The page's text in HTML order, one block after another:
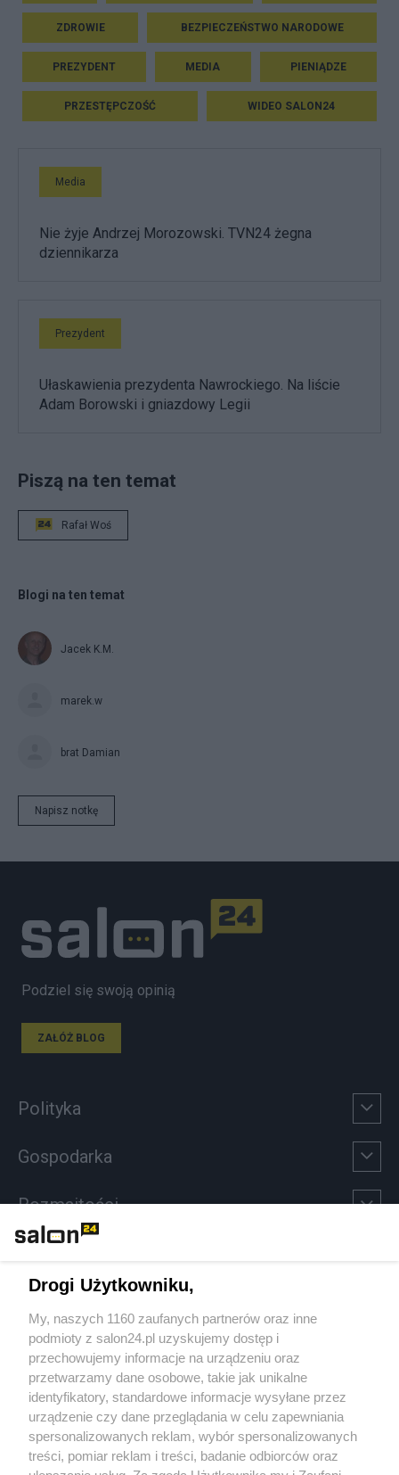
ZDROWIE BEZPIECZEŃSTWO NARODOWE
PREZYDENT MEDIA PIENIĄDZE
PRZESTĘPCZOŚĆ WIDEO SALON24
Media
Nie żyje Andrzej Morozowski. TVN24 żegna
dziennikarza
Prezydent
Ułaskawienia prezydenta Nawrockiego. Na liście
Adam Borowski i gniazdowy Legii
Piszą na ten temat
Rafał Woś
Blogi na ten temat
Jacek K.M.
marek.w
brat Damian
Napisz notkę
Podziel się swoją opinią
ZAŁÓŻ BLOG
Polityka
Gospodarka
Rozmaitości
Sport
Społeczeństwo
Kultura
Drogi Użytkowniku,
My, naszych 1160 zaufanych partnerów oraz inne
podmioty z salon24.pl uzyskujemy dostęp i
przechowujemy informacje na urządzeniu oraz
przetwarzamy dane osobowe, takie jak unikalne
identyfikatory, standardowe informacje wysyłane przez
urządzenie czy dane przeglądania w celu zapewniania
spersonalizowanych reklam, wybór spersonalizowanych
treści, pomiar reklam i treści, badanie odbiorców oraz